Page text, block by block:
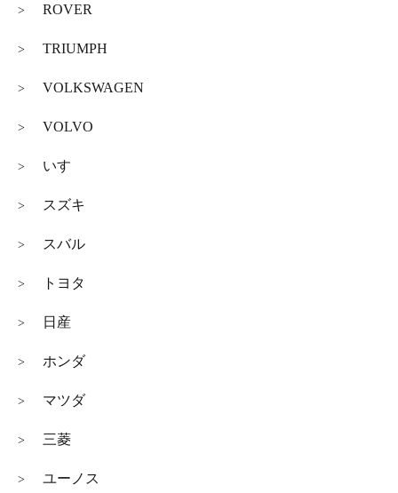
> ROVER
> TRIUMPH
> VOLKSWAGEN
> VOLVO
> いすゞ
> スズキ
> スバル
> トヨタ
> 日産
> ホンダ
> マツダ
> 三菱
> ユーノス